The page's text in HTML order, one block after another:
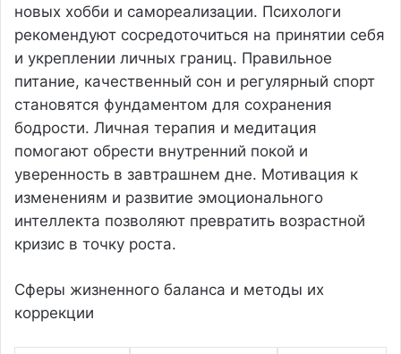
новых хобби и самореализации. Психологи
рекомендуют сосредоточиться на принятии себя
и укреплении личных границ. Правильное
питание, качественный сон и регулярный спорт
становятся фундаментом для сохранения
бодрости. Личная терапия и медитация
помогают обрести внутренний покой и
уверенность в завтрашнем дне. Мотивация к
изменениям и развитие эмоционального
интеллекта позволяют превратить возрастной
кризис в точку роста.
Сферы жизненного баланса и методы их
коррекции